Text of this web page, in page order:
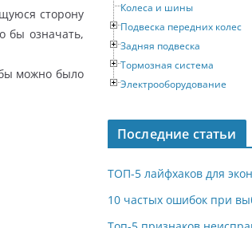
сторону
бы означать,
можно было
Колеса и шины
Подвеска передних колес
Задняя подвеска
Тормозная система
Электрооборудование
Последние статьи
ТОП-5 лайфхаков для
10 частых ошибок при